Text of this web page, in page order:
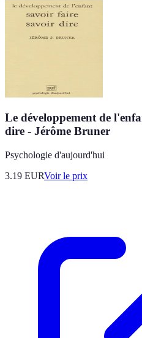
Le développement de
dire - Jérôme Bruner
Psychologie d'aujourd'hui
3.19 EURVoir le prix